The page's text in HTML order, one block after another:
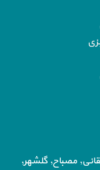
مصباح, گلشهر,